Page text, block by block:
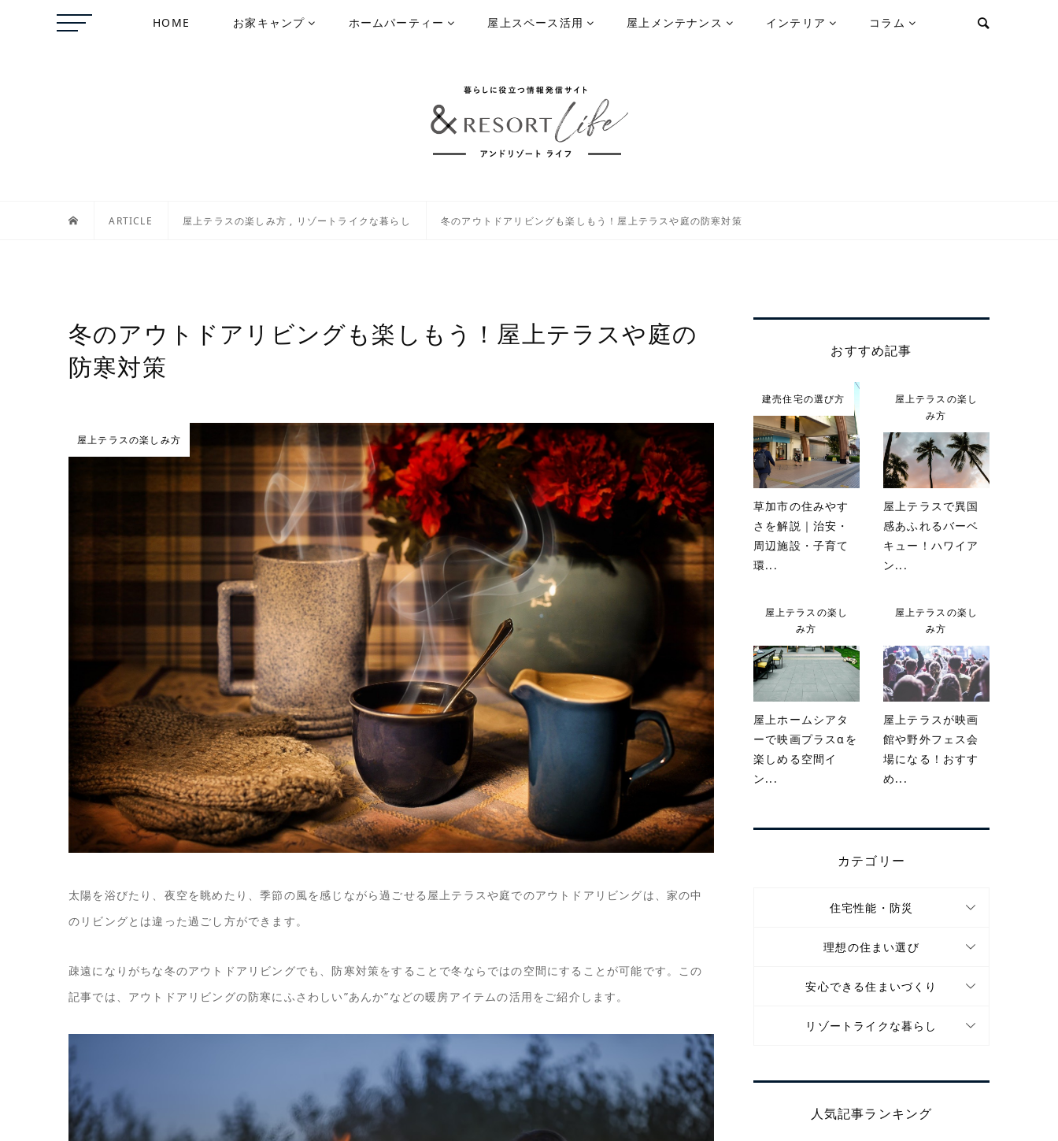
HOME お家キャンプ ホームパーティー 屋上スペース活用 屋上メンテナンス インテリア コラム
ARTICLE 屋上テラスの楽しみ方 , リゾートライクな暮らし 冬のアウトドアリビングも楽しもう！屋上テラスや庭の防寒対策
冬のアウトドアリビングも楽しもう！屋上テラスや庭の
防寒対策
屋上テラスの楽しみ方
太陽を浴びたり、夜空を眺めたり、季節の風を感じながら過ごせる屋上テラスや庭でのアウトドアリビングは、家の中
のリビングとは違った過ごし方ができます。
疎遠になりがちな冬のアウトドアリビングでも、防寒対策をすることで冬ならではの空間にすることが可能です。この
記事では、アウトドアリビングの防寒にふさわしい”あんか”などの暖房アイテムの活用をご紹介します。
おすすめ記事
建売住宅の選び方
草加市の住みやす
さを解説｜治安・
周辺施設・子育て
環...
屋上テラスの楽し
み方
屋上テラスで異国
感あふれるバーベ
キュー！ハワイア
ン...
屋上テラスの楽し
み方
屋上ホームシアタ
ーで映画プラスαを
楽しめる空間イ
ン...
屋上テラスの楽し
み方
屋上テラスが映画
館や野外フェス会
場になる！おすす
め...
カテゴリー
住宅性能・防災
理想の住まい選び
安心できる住まいづくり
リゾートライクな暮らし
人気記事ランキング